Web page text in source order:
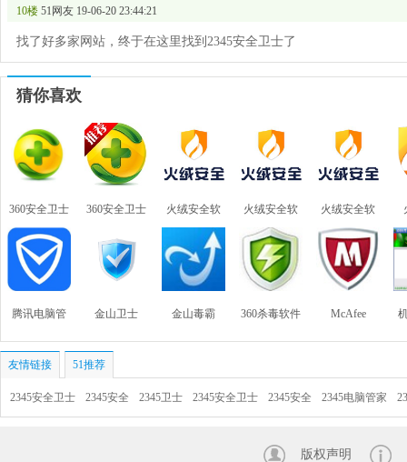
10楼 51网友 19-06-20 23:44:21
找了好多家网站，终于在这里找到2345安全卫士了
猜你喜欢
360安全卫士 360安全卫士 火绒安全软 火绒安全软
件
火绒安全软
件
腾讯电脑管
家
金山卫士 金山毒霸 360杀毒软件 McAfee
友情链接
51推荐
2345安全卫士 2345安全 2345卫士 2345安全卫士 2345安全 2345电脑管家
版权声明